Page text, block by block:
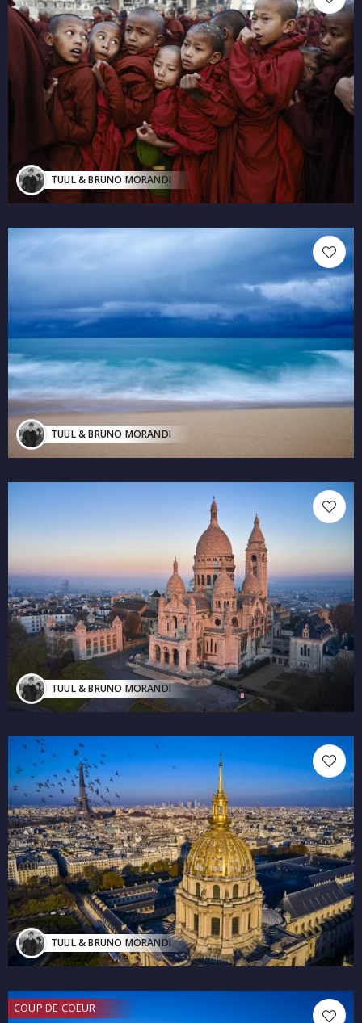
TUUL & BRUNO MORANDI
TUUL & BRUNO MORANDI
TUUL & BRUNO MORANDI
TUUL & BRUNO MORANDI
COUP DE COEUR